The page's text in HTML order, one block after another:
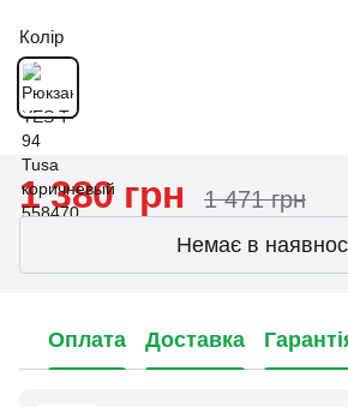
Колір
1 380 грн 1 471 грн
Немає в
Оплата Доставка